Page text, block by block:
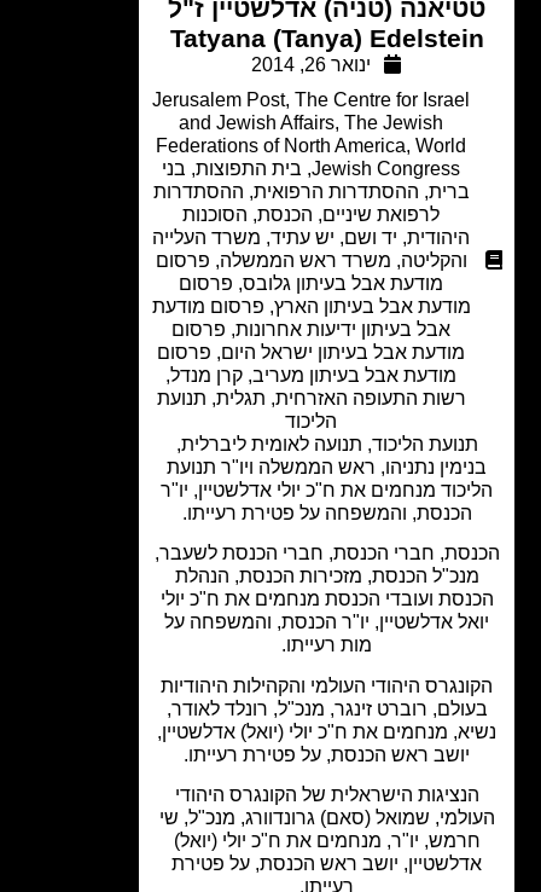
(טניה) אדלשטיין ז"ל
Tatyana (Tanya)
ינואר 26, 2014
Jerusalem Post,The Centre for Israel
and Jewish Affairs,The Jewish
Federations of North America
Jewish Congress
,בית התפוצות,בני
ההסתדרות הרפואית,ההסתדרות
לרפואת שיניים, הכנסת,הסוכנות
,יד ושם, יש עתיד ,משרד העלייה
והקליטה,משרד ראש הממשלה,פרסום
מודעת אבל בעיתון גלובס, פרסום
מודעת אבל בעיתון הארץ,פרסום מודעת
אבל בעיתון ידיעות אחרונות,פרסום
מודעת אבל בעיתון ישראל היום,פרסום
מודעת אבל בעיתון מעריב, קרן מנדל,
רשות התעופה האזרחית,תגלית, תנועת
תנועת הליכוד, תנועה לאומית ליברלית,
נתניהו, ראש הממשלה ויו"ר תנועת
מנחמים את ח"כ יולי אדלשטיין, יו"ר
הכנסת, והמשפחה על פטירת רעייתו.
חברי הכנסת, חברי הכנסת לשעבר,
מנכ"ל הכנסת, מזכירות הכנסת, הנהלת
ועובדי הכנסת מנחמים את ח"כ יולי
אדלשטיין, יו"ר הכנסת, והמשפחה על
מות רעייתו.
היהודי העולמי והקהילות היהודיות
רוברט זינגר, מנכ"ל, רונלד לאודר,
מנחמים את ח"כ יולי (יואל) אדלשטיין,
יושב ראש הכנסת, על פטירת רעייתו.
הנציגות הישראלית של הקונגרס היהודי
שמואל (סאם) גרונדוורג, מנכ"ל, שי
יו"ר, מנחמים את ח"כ יולי (יואל)
יושב ראש הכנסת, על פטירת